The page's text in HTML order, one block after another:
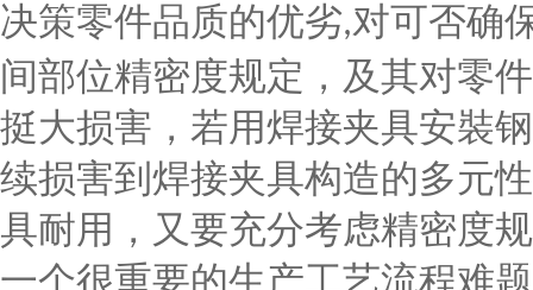
决策零件品质的优劣,对可否确
间部位精密度规定，及其对零
挺大损害，若用焊接夹具安裝
续损害到焊接夹具构造的多元
具耐用，又要充分考虑精密度
一个很重要的生产工艺流程难